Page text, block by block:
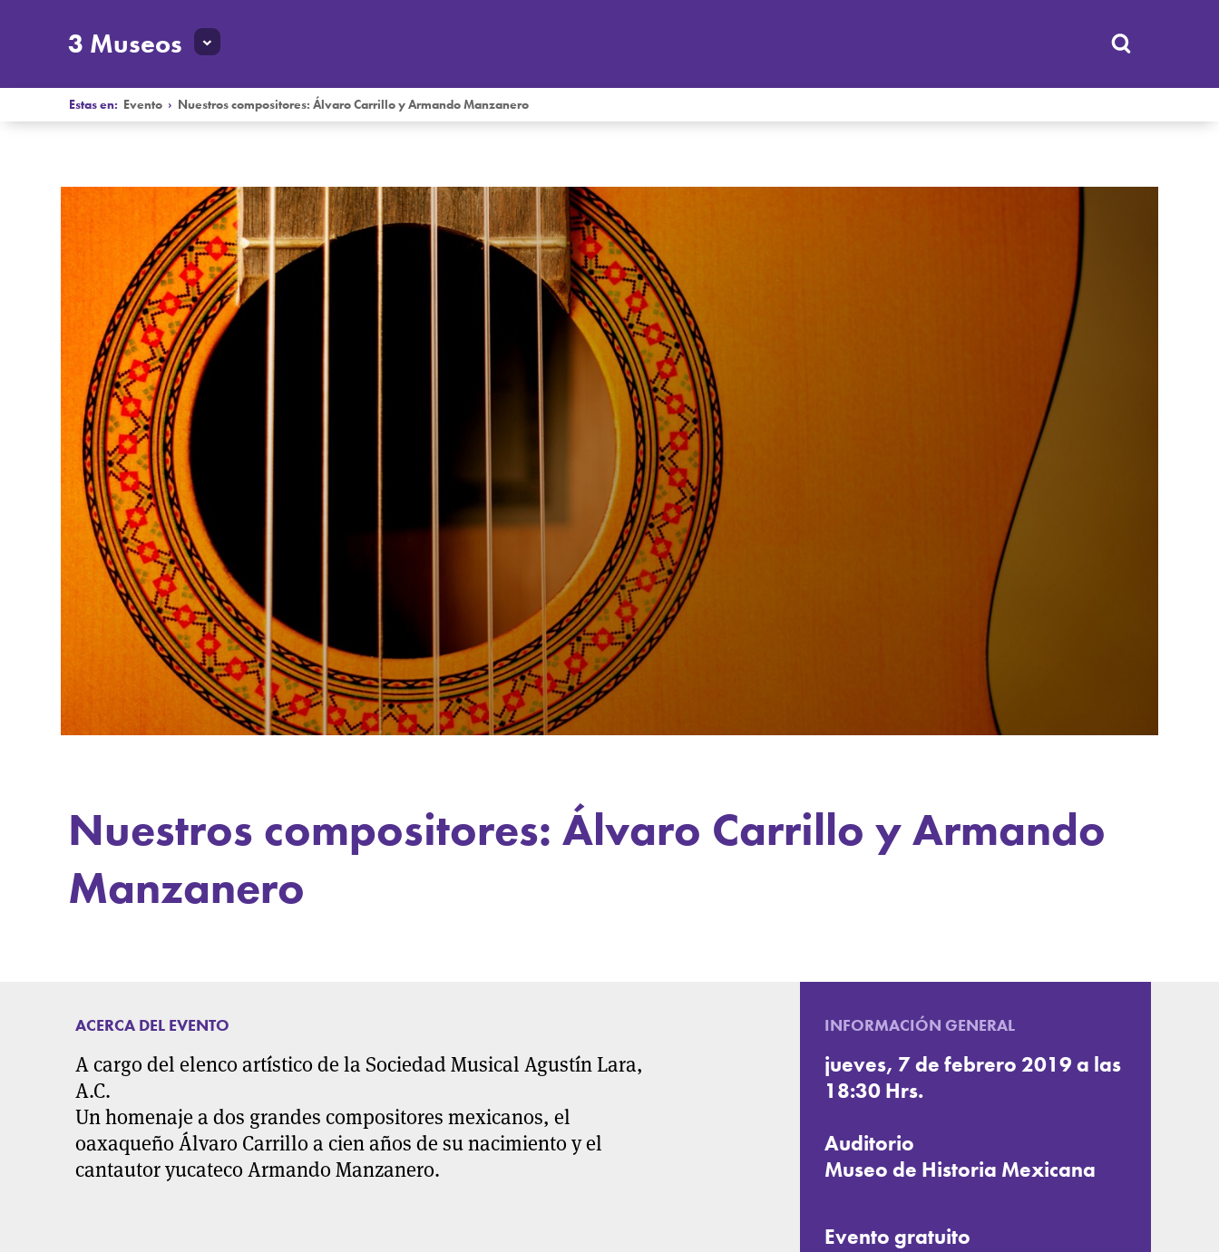
3 Museos
Estas en: Evento › Nuestros compositores: Álvaro Carrillo y Armando Manzanero
Nuestros compositores: Álvaro Carrillo y Armando
Manzanero
ACERCA DEL EVENTO
A cargo del elenco artístico de la Sociedad Musical Agustín Lara,
A.C.
Un homenaje a dos grandes compositores mexicanos, el
oaxaqueño Álvaro Carrillo a cien años de su nacimiento y el
cantautor yucateco Armando Manzanero.
INFORMACIÓN GENERAL
jueves, 7 de febrero 2019 a las
18:30 Hrs.
Auditorio
Museo de Historia Mexicana
Evento gratuito